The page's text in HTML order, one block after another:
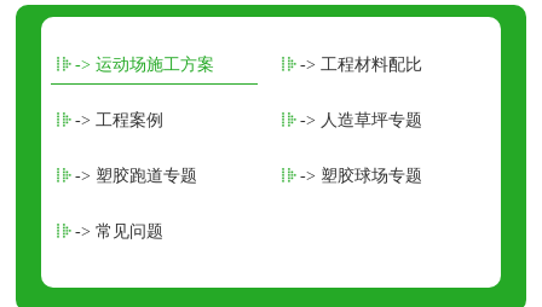
-> 运动场施工方案 -> 工程材料配比
-> 工程案例 -> 人造草坪专题
-> 塑胶跑道专题 -> 塑胶球场专题
-> 常见问题